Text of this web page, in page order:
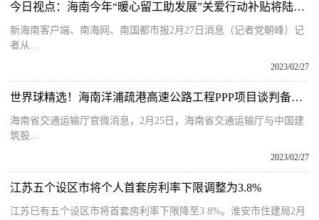
今日视点：海南今年“暖心留工助发展”关爱行动补贴将陆续发放
新海南客户端、南海网、南国都市报2月27日消息（记者党朝峰）记
者从...
2023/02/27
世界球精选！海南洋浦疏港高速公路工程PPP项目谈判备忘录签订
海南省交通运输厅官微消息，2月25日，海南省交通运输厅与中国建
筑股...
2023/02/27
江苏五个设区市将个人首套房利率下限调整为3.8%
江苏已有五个设区市将首套房利率下限降至3 8%。淮安市住建局2月